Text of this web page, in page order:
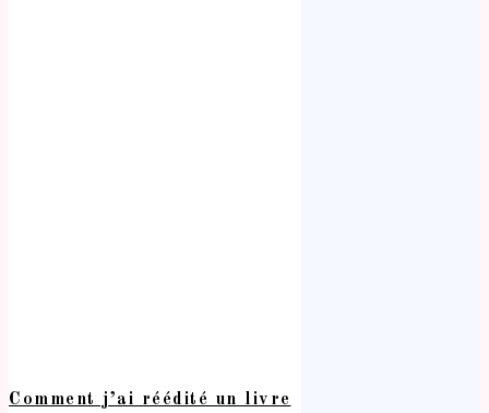
Comment j’ai réédité un livre